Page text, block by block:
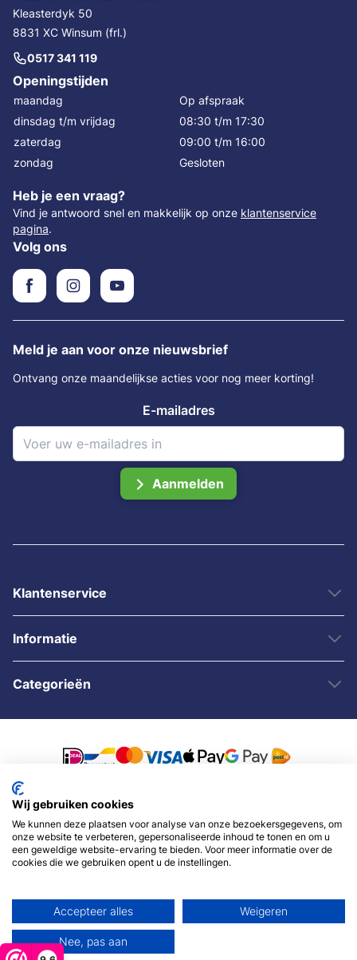
Kleasterdyk 50
8831 XC Winsum (frl.)
0517 341 119
Openingstijden
maandag
Op afspraak
dinsdag t/m vrijdag
08:30 t/m 17:30
zaterdag
09:00 t/m 16:00
zondag
Gesloten
Heb je een vraag?
Vind je antwoord snel en makkelijk op onze klantenservice
pagina.
Volg ons
Meld je aan voor onze nieuwsbrief
Ontvang onze maandelijkse acties voor nog meer korting!
E-mailadres
Aanmelden
Klantenservice
Informatie
Categorieën
Wij gebruiken cookies
We kunnen deze plaatsen voor analyse van onze bezoekersgegevens, om
onze website te verbeteren, gepersonaliseerde inhoud te tonen en om u
een geweldige website-ervaring te bieden. Voor meer informatie over de
cookies die we gebruiken opent u de instellingen.
Accepteer alles Weigeren
Nee, pas aan